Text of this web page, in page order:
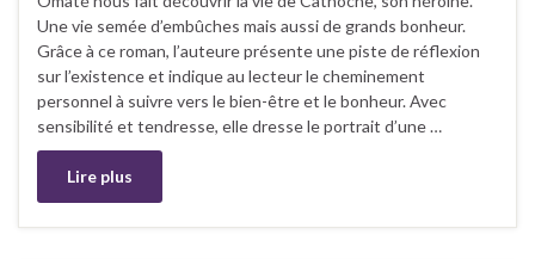
Une vie semée d’embûches mais aussi de grands bonheur.
Grâce à ce roman, l’auteure présente une piste de réflexion
sur l’existence et indique au lecteur le cheminement
personnel à suivre vers le bien-être et le bonheur. Avec
sensibilité et tendresse, elle dresse le portrait d’une …
Lire plus